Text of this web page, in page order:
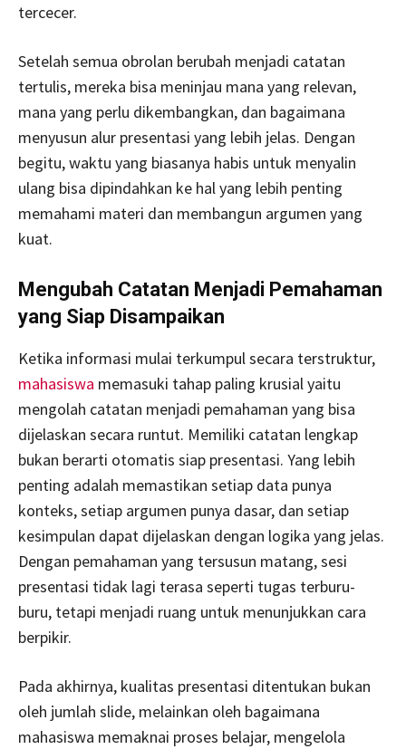
tercecer.
Setelah semua obrolan berubah menjadi catatan
tertulis, mereka bisa meninjau mana yang relevan,
mana yang perlu dikembangkan, dan bagaimana
menyusun alur presentasi yang lebih jelas. Dengan
begitu, waktu yang biasanya habis untuk menyalin
ulang bisa dipindahkan ke hal yang lebih penting
memahami materi dan membangun argumen yang
kuat.
Mengubah Catatan Menjadi Pemahaman
yang Siap Disampaikan
Ketika informasi mulai terkumpul secara terstruktur,
mahasiswa memasuki tahap paling krusial yaitu
mengolah catatan menjadi pemahaman yang bisa
dijelaskan secara runtut. Memiliki catatan lengkap
bukan berarti otomatis siap presentasi. Yang lebih
penting adalah memastikan setiap data punya
konteks, setiap argumen punya dasar, dan setiap
kesimpulan dapat dijelaskan dengan logika yang jelas.
Dengan pemahaman yang tersusun matang, sesi
presentasi tidak lagi terasa seperti tugas terburu-
buru, tetapi menjadi ruang untuk menunjukkan cara
berpikir.
Pada akhirnya, kualitas presentasi ditentukan bukan
oleh jumlah slide, melainkan oleh bagaimana
mahasiswa memaknai proses belajar, mengelola